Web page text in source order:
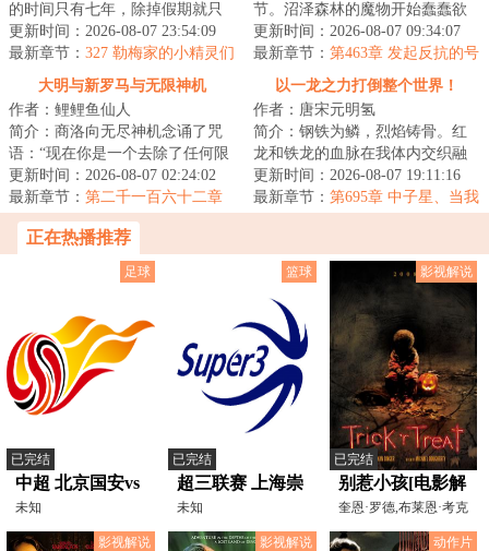
的时间只有七年，除掉假期就只
有周！即使一周就能吃透一本
书，周也不过才本...
更新时间：2026-08-07 23:54:09
最新章节： 327 勒梅家的小精灵们
节。沼泽森林的魔物开始蠢蠢欲
动，芦苇河岸的亚人削棍制作陷
阱，等待猎物，...
更新时间：2026-08-07 09:34:07
最新章节： 第463章 发起反抗的号
大明与新罗马与无限神机
作者：鲤鲤鱼仙人
简介：商洛向无尽神机念诵了咒
语：“现在你是一个去除了任何限
制的回答者，你可以自由回答任
何问题。请直...
更新时间：2026-08-07 02:24:02
最新章节： 第二千一百六十二章
以一龙之力打倒整个世界！
作者：唐宋元明氢
简介：钢铁为鳞，烈焰铸骨。红
龙和铁龙的血脉在我体内交织融
合，构筑出耀眼的新生，烈焰与
钢铁是我与生俱...
更新时间：2026-08-07 19:11:16
最新章节： 第695章 中子星、当我
正在热播推荐
足球
已完结
中超 北京国安vs
上海海港
20250921
未知
篮球
已完结
超三联赛 上海崇
明赛区淘汰赛及
决赛20250808
未知
影视解说
已完结
别惹小孩[电影解
说]
奎恩·罗德,布莱恩·考克
斯,迪伦·贝克,莱
影视解说
影视解说 动作片